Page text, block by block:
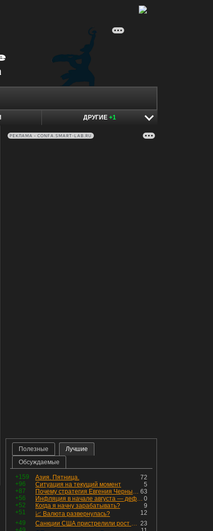
ДРУГИЕ +1
РЕКЛАМА • CONFA.SMART-LAB.RU
Полезные
Лучшие
Обсуждаемые
+159 72
Азия. Пятница.
+96
5
Ситуация на текущий момент
+87
63
Почему стратегия Евгения Черных приведет вас к убыткам в 2026 году
+56
0
Инфляция в начале августа — дефляция из-за топлива и плодоовощной корзины, но услуги продолжают дорожать, а рубль начал ослабевать.
+52
9
Когда я начну зарабатывать?
+51
12
📈 Валюта развернулась?
+49
23
Санкции США пристрелили рост акций в России